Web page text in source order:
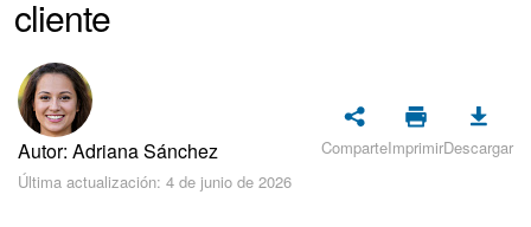
Seguridad
Planes y pagos
Cómo empezar
Feed
cliente
Autor: Adriana Sánchez
Última actualización: 4 de junio de 2026
ComparteImprimirDescargar